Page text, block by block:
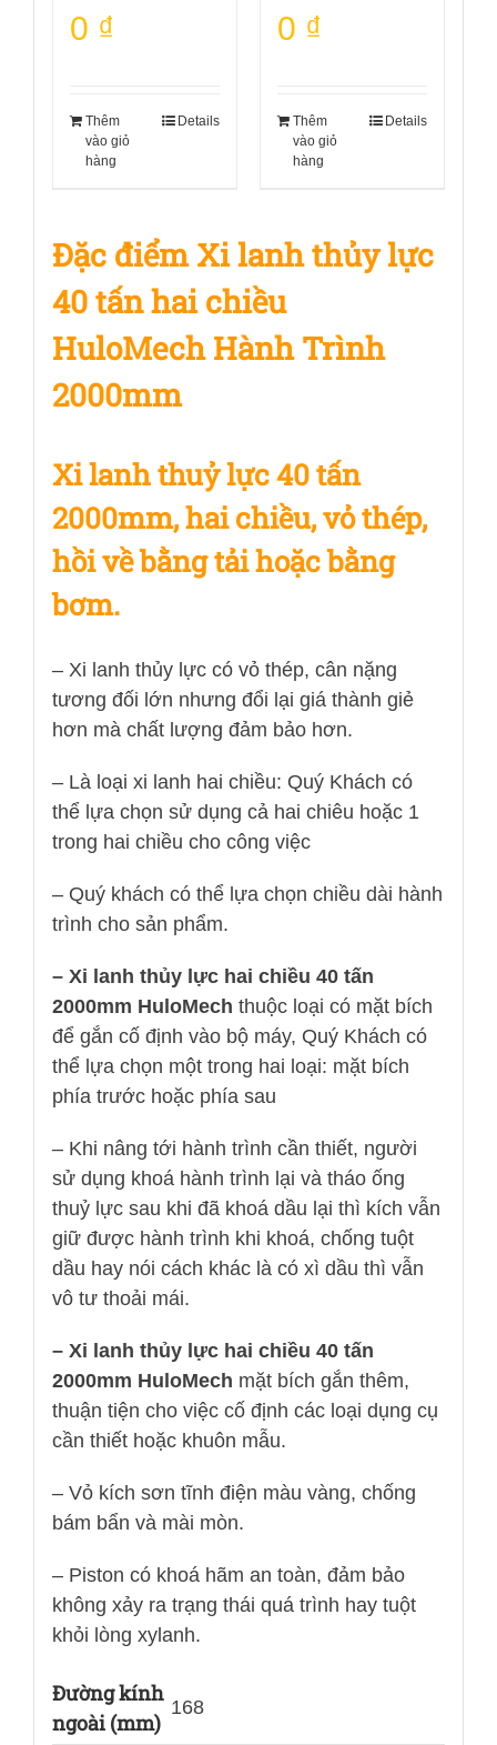
0 ₫
Thêm
vào giỏ
hàng
Details
0 ₫
Thêm
vào giỏ
hàng
Details
Đặc điểm Xi lanh thủy lực
40 tấn hai chiều
HuloMech Hành Trình
2000mm
Xi lanh thuỷ lực 40 tấn
2000mm, hai chiều, vỏ thép,
hồi về bằng tải hoặc bằng
bơm.
– Xi lanh thủy lực có vỏ thép, cân nặng
tương đối lớn nhưng đổi lại giá thành giẻ
hơn mà chất lượng đảm bảo hơn.
– Là loại xi lanh hai chiều: Quý Khách có
thể lựa chọn sử dụng cả hai chiêu hoặc 1
trong hai chiều cho công việc
– Quý khách có thể lựa chọn chiều dài hành
trình cho sản phẩm.
– Xi lanh thủy lực hai chiều 40 tấn
2000mm HuloMech thuộc loại có mặt bích
để gắn cố định vào bộ máy, Quý Khách có
thể lựa chọn một trong hai loại: mặt bích
phía trước hoặc phía sau
– Khi nâng tới hành trình cần thiết, người
sử dụng khoá hành trình lại và tháo ống
thuỷ lực sau khi đã khoá dầu lại thì kích vẫn
giữ được hành trình khi khoá, chống tuột
dầu hay nói cách khác là có xì dầu thì vẫn
vô tư thoải mái.
– Xi lanh thủy lực hai chiều 40 tấn
2000mm HuloMech mặt bích gắn thêm,
thuận tiện cho việc cố định các loại dụng cụ
cần thiết hoặc khuôn mẫu.
– Vỏ kích sơn tĩnh điện màu vàng, chống
bám bẩn và mài mòn.
– Piston có khoá hãm an toàn, đảm bảo
không xảy ra trạng thái quá trình hay tuột
khỏi lòng xylanh.
Đường kính
ngoài (mm)
168